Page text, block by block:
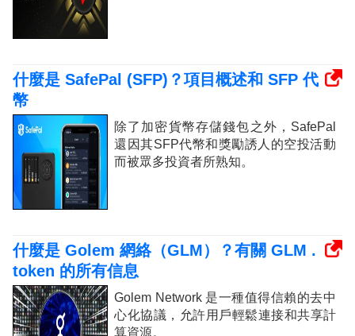
什麼是 SafePal (SFP)？項目概述和 SFP 代
幣
除了加密貨幣存儲錢包之外，SafePal
還因其SFP代幣和獎勵誘人的空投活動
而被眾多投資者所熟知。
什麼是 Golem 網絡（GLM）？有關 GLM .
token 的所有信息
Golem Network 是一種值得信賴的去中
心化協議，允許用戶輕鬆連接和共享計
算資源。